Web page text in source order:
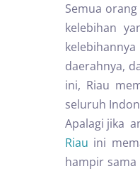
Semua
kelebihan
daerahnya,
ini, Riau
seluruh
Apalagi jika
Riau ini
hampir